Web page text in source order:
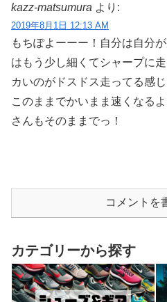
kazz-matsumura より:
2019年8月1日 12:13 AM
もちぽよーーー！自分は自分
はもう少し細くてシャープに
カいのがドスドス走ってる感じ
このままでかいまま速くなる
さんもそのままでっ！
コメントを
カテゴリーから探す